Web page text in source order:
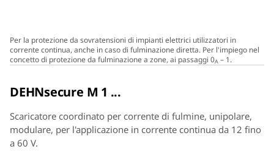
Per la protezione da sovratensioni di impianti elettrici utilizzatori in
corrente continua, anche in caso di fulminazione diretta. Per l'impiego nel
concetto di protezione da fulminazione a zone, ai passaggi 0A – 1.
DEHNsecure M 1 ...
Scaricatore coordinato per corrente di fulmine, unipolare,
modulare, per l'applicazione in corrente continua da 12 fino
a 60 V.